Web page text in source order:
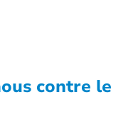
contre le